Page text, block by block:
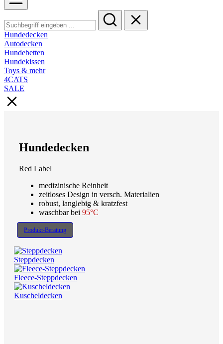
Hundedecken
Autodecken
Hundebetten
Hundekissen
Toys & mehr
4CATS
SALE
Hundedecken
Red Label
medizinische Reinheit
zeitloses Design in versch. Materialien
robust, langlebig & kratzfest
waschbar bei 95°C
Produkt-Beratung
Steppdecken
Fleece-Steppdecken
Kuscheldecken